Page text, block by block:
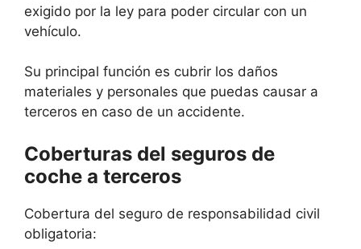
exigido por la ley para poder circular con un
vehículo.
Su principal función es cubrir los daños
materiales y personales que puedas causar a
terceros en caso de un accidente.
Coberturas del seguros de
coche a terceros
Cobertura del seguro de responsabilidad civil
obligatoria: